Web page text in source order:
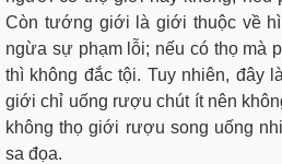
Còn tướng giới là giới thuộc về
ngừa sự phạm lỗi; nếu có thọ mà
thì không đắc tội. Tuy nhiên, đây
giới chỉ uống rượu chút ít nên
không thọ giới rượu song uống
sa đọa.